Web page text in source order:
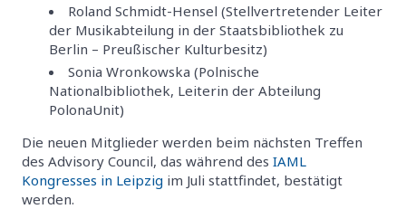
Roland Schmidt-Hensel (Stellvertretender Leiter
der Musikabteilung in der Staatsbibliothek zu
Berlin – Preußischer Kulturbesitz)
Sonia Wronkowska (Polnische
Nationalbibliothek, Leiterin der Abteilung
PolonaUnit)
Die neuen Mitglieder werden beim nächsten Treffen
des Advisory Council, das während des IAML
Kongresses in Leipzig im Juli stattfindet, bestätigt
werden.